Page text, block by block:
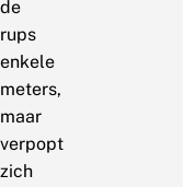
de
rups
enkele
meters,
maar
verpopt
zich